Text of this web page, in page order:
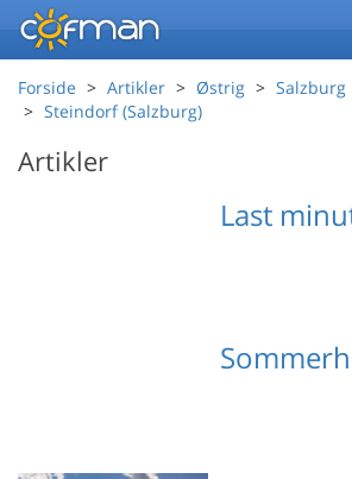
Forside Artikler Østrig
Salzburg
Steindorf (Salzburg)
Artikler